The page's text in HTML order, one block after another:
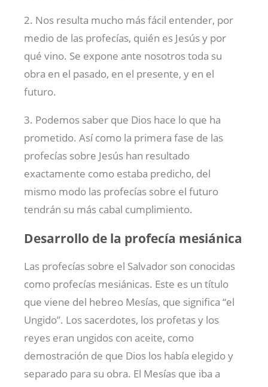
2. Nos resulta mucho más fácil entender, por
medio de las profecías, quién es Jesús y por
qué vino. Se expone ante nosotros toda su
obra en el pasado, en el presente, y en el
futuro.
3. Podemos saber que Dios hace lo que ha
prometido. Así como la primera fase de las
profecías sobre Jesús han resultado
exactamente como estaba predicho, del
mismo modo las profecías sobre el futuro
tendrán su más cabal cumplimiento.
Desarrollo de la profecía mesiánica
Las profecías sobre el Salvador son conocidas
como profecías mesiánicas. Este es un título
que viene del hebreo Mesías, que significa “el
Ungido”. Los sacerdotes, los profetas y los
reyes eran ungidos con aceite, como
demostración de que Dios los había elegido y
separado para su obra. El Mesías que iba a